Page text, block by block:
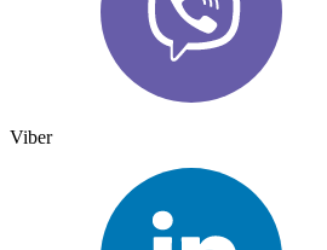
Viber